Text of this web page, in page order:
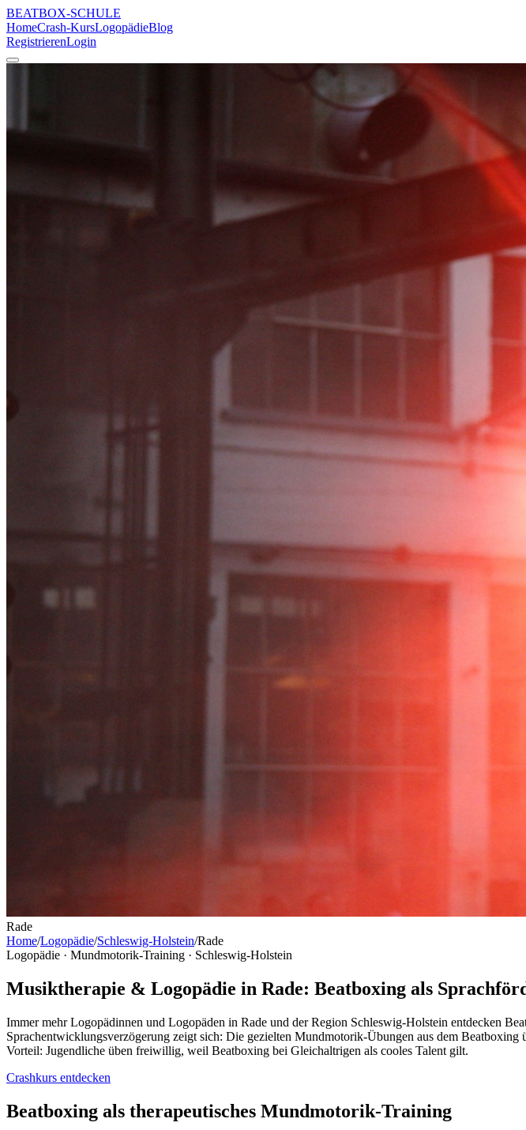
BEATBOX-SCHULE
HomeCrash-KursLogopädieBlog
RegistrierenLogin
Rade
Home/Logopädie/Schleswig-Holstein/Rade
Logopädie · Mundmotorik-Training · Schleswig-Holstein
Musiktherapie & Logopädie in Rade: Beatboxing als
Immer mehr Logopädinnen und Logopäden in Rade und der Region Schleswig-Holstein entdecken
Sprachentwicklungsverzögerung zeigt sich: Die gezielten Mundmotorik-Übungen aus dem
Vorteil: Jugendliche üben freiwillig, weil Beatboxing bei Gleichaltrigen als cooles Talent gilt.
Crashkurs entdecken
Beatboxing als therapeutisches Mundmotorik-Training